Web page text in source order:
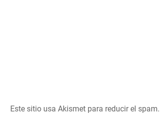
Este sitio usa Akismet para reducir el spam.